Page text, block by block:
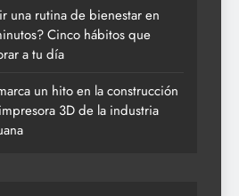
una rutina de bienestar en
Cinco hábitos que
a tu día
un hito en la construcción
3D de la industria